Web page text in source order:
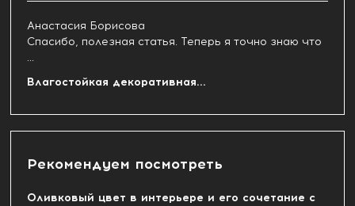
Анастасия Борисова
Спасибо, полезная статья. Теперь я точно знаю что
...
Влагостойкая декоративная...
Рекомендуем посмотреть
Оливковый цвет в интерьере и его сочетание с